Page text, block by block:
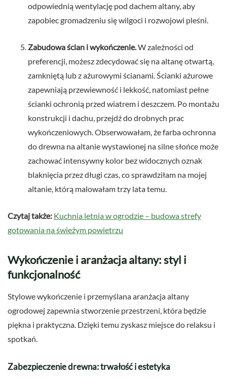
odpowiednią wentylację pod dachem altany, aby
zapobiec gromadzeniu się wilgoci i rozwojowi pleśni.
Zabudowa ścian i wykończenie.W zależności od
preferencji, możesz zdecydować się na altanę otwartą,
zamkniętą lub z ażurowymi ścianami. Ścianki ażurowe
zapewniają przewiewność i lekkość, natomiast pełne
ścianki ochronią przed wiatrem i deszczem. Po montażu
konstrukcji i dachu, przejdź do drobnych prac
wykończeniowych. Obserwowałam, że farba ochronna
do drewna na altanie wystawionej na silne słońce może
zachować intensywny kolor bez widocznych oznak
blaknięcia przez długi czas, co sprawdziłam na mojej
altanie, którą malowałam trzy lata temu.
Czytaj także: Kuchnia letnia w ogrodzie – budowa strefy
gotowania na świeżym powietrzu
Wykończenie i aranżacja altany: styl i
funkcjonalność
Stylowe wykończenie i przemyślana aranżacja altany
ogrodowej zapewnia stworzenie przestrzeni, która będzie
piękna i praktyczna. Dzięki temu zyskasz miejsce do relaksu i
spotkań.
Zabezpieczenie drewna: trwałość i estetyka